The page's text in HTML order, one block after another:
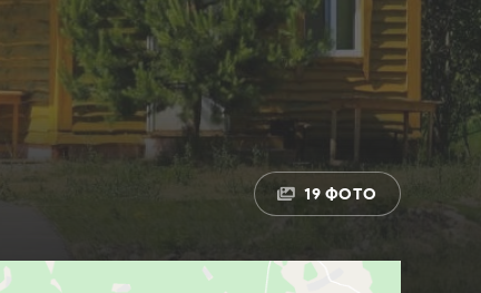
19 ФОТО